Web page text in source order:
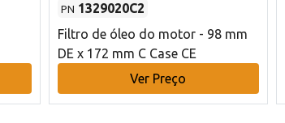
PN 1329020C2
Filtro de óleo do motor - 98 mm
DE x 172 mm C Case CE
Ver Preço